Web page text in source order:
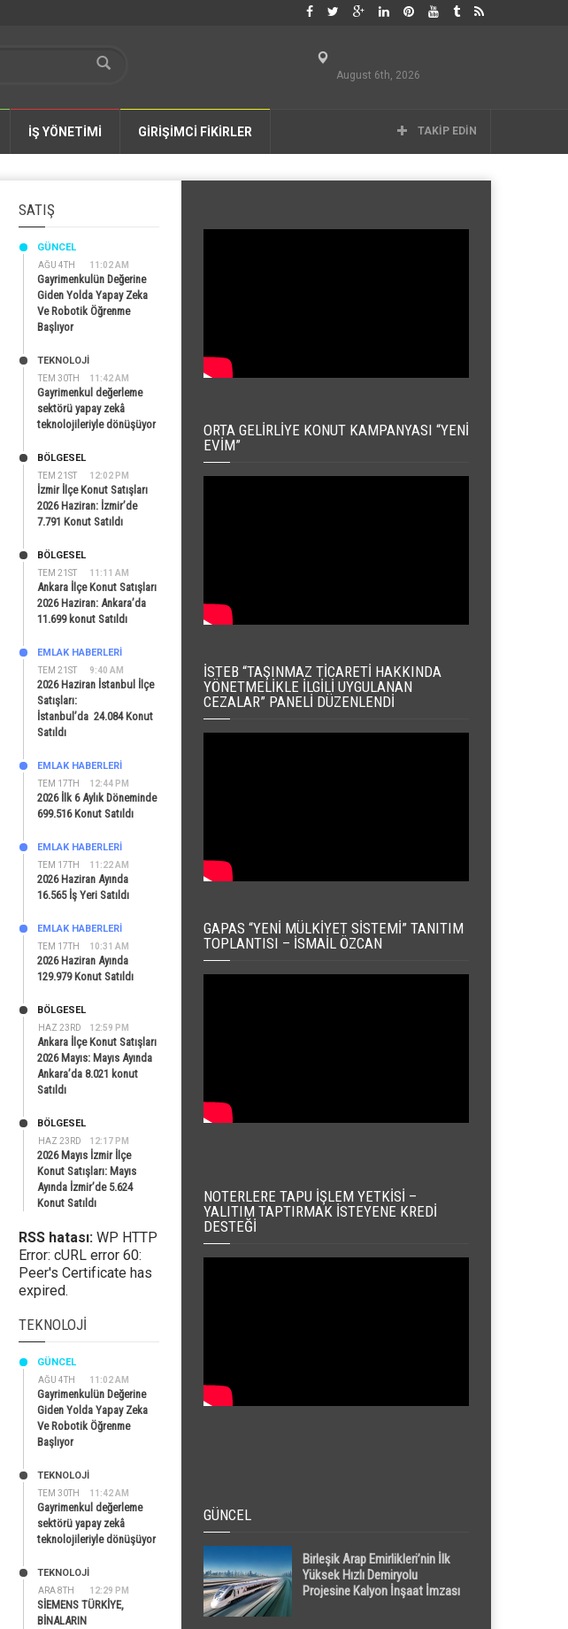
August 6th, 2026
İŞ YÖNETİMİ GİRİŞİMCİ FİKİRLER TAKIP EDIN
SATIŞ
AĞU 4TH 11:02 AM
GÜNCEL
Gayrimenkulün Değerine
Giden Yolda Yapay Zeka
Ve Robotik Öğrenme
Başlıyor
TEM 30TH 11:42 AM
TEKNOLOJİ
Gayrimenkul değerleme
sektörü yapay zekâ
teknolojileriyle dönüşüyor
TEM 21ST 12:02 PM
BÖLGESEL
İzmir İlçe Konut Satışları
2026 Haziran: İzmir’de
7.791 Konut Satıldı
TEM 21ST 11:11 AM
BÖLGESEL
Ankara İlçe Konut Satışları
2026 Haziran: Ankara’da
11.699 konut Satıldı
TEM 21ST 9:40 AM
EMLAK HABERLERI
2026 Haziran İstanbul İlçe
Satışları:
İstanbul’da 24.084 Konut
Satıldı
TEM 17TH 12:44 PM
EMLAK HABERLERI
2026 İlk 6 Aylık Döneminde
699.516 Konut Satıldı
TEM 17TH 11:22 AM
EMLAK HABERLERI
2026 Haziran Ayında
16.565 İş Yeri Satıldı
TEM 17TH 10:31 AM
EMLAK HABERLERI
2026 Haziran Ayında
129.979 Konut Satıldı
HAZ 23RD 12:59 PM
BÖLGESEL
Ankara İlçe Konut Satışları
2026 Mayıs: Mayıs Ayında
Ankara’da 8.021 konut
Satıldı
HAZ 23RD 12:17 PM
BÖLGESEL
2026 Mayıs İzmir İlçe
Konut Satışları: Mayıs
Ayında İzmir’de 5.624
Konut Satıldı
RSS hatası: WP HTTP
Error: cURL error 60:
Peer's Certificate has
expired.
TEKNOLOJI
AĞU 4TH 11:02 AM
GÜNCEL
Gayrimenkulün Değerine
Giden Yolda Yapay Zeka
Ve Robotik Öğrenme
Başlıyor
TEM 30TH 11:42 AM
TEKNOLOJİ
Gayrimenkul değerleme
sektörü yapay zekâ
teknolojileriyle dönüşüyor
ARA 8TH 12:29 PM
TEKNOLOJİ
SİEMENS TÜRKİYE,
BİNALARIN
ORTA GELIRLIYE KONUT KAMPANYASI “YENI
EVIM”
İSTEB “TAŞINMAZ TICARETI HAKKINDA
YÖNETMELIKLE İLGILI UYGULANAN
CEZALAR” PANELI DÜZENLENDI
GAPAS “YENI MÜLKIYET SISTEMI” TANITIM
TOPLANTISI – İSMAIL ÖZCAN
NOTERLERE TAPU İŞLEM YETKISI –
YALITIM TAPTIRMAK İSTEYENE KREDI
DESTEĞI
GÜNCEL
Birleşik Arap Emirlikleri’nin İlk
Yüksek Hızlı Demiryolu
Projesine Kalyon İnşaat İmzası